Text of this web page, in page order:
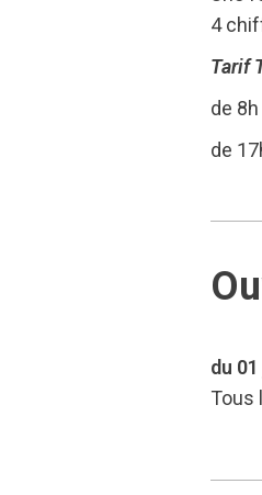
4
Tarif
de
de
du
Tous